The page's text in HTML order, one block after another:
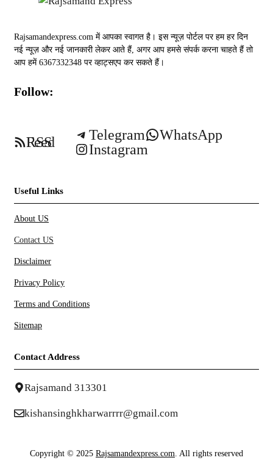
Rajsamandexpress.com में आपका स्वागत है। इस न्यूज़ पोर्टल पर हम हर दिन
नई न्यूज़ और नई जानकारी लेकर आते हैं, अगर आप हमसे संपर्क करना चाहते हैं तो
आप हमें 6367332348 पर व्हाट्सएप कर सकते हैं।
Follow:
RSS Feed Telegram
WhatsApp
Instagram
Useful Links
About US
Contact US
Disclaimer
Privacy Policy
Terms and Conditions
Sitemap
Contact Address
Rajsamand 313301
kishansinghkharwarrrr@gmail.com
Copyright © 2025 Rajsamandexpress.com. All rights reserved